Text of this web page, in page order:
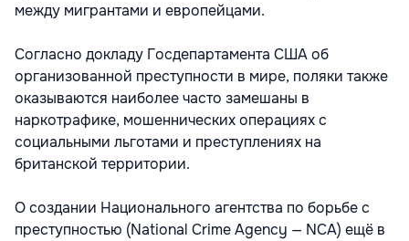
между мигрантами и европейцами.
Согласно докладу Госдепартамента США об
организованной преступности в мире, поляки также
оказываются наиболее часто замешаны в
наркотрафике, мошеннических операциях с
социальными льготами и преступлениях на
британской территории.
О создании Национального агентства по борьбе с
преступностью (National Crime Agency — NCA) ещё в